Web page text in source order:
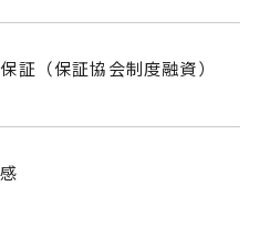
証（保証協会制度融資）